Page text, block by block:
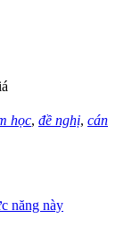
học, đề nghị, cán
năng này